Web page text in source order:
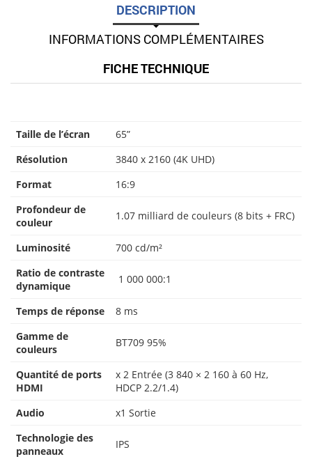
DESCRIPTION
INFORMATIONS COMPLÉMENTAIRES
FICHE TECHNIQUE
Taille de l’écran
65”
Résolution
3840 x 2160 (4K UHD)
Format
16:9
Profondeur de
couleur
1.07 milliard de couleurs (8 bits + FRC)
Luminosité
700 cd/m²
Ratio de contraste
dynamique
1 000 000:1
Temps de réponse
8 ms
Gamme de
couleurs
BT709 95%
Quantité de ports
HDMI
x 2 Entrée (3 840 × 2 160 à 60 Hz,
HDCP 2.2/1.4)
Audio
x1 Sortie
Technologie des
panneaux
IPS